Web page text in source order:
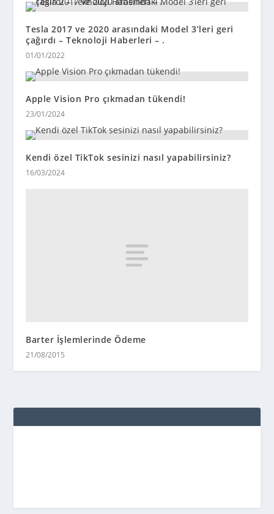
Tesla 2017 ve 2020 arasındaki Model 3’leri geri
çağırdı – Teknoloji Haberleri – .
01/01/2022
Apple Vision Pro çıkmadan tükendi!
23/01/2024
Kendi özel TikTok sesinizi nasıl yapabilirsiniz?
16/03/2024
Barter İşlemlerinde Ödeme
21/08/2015